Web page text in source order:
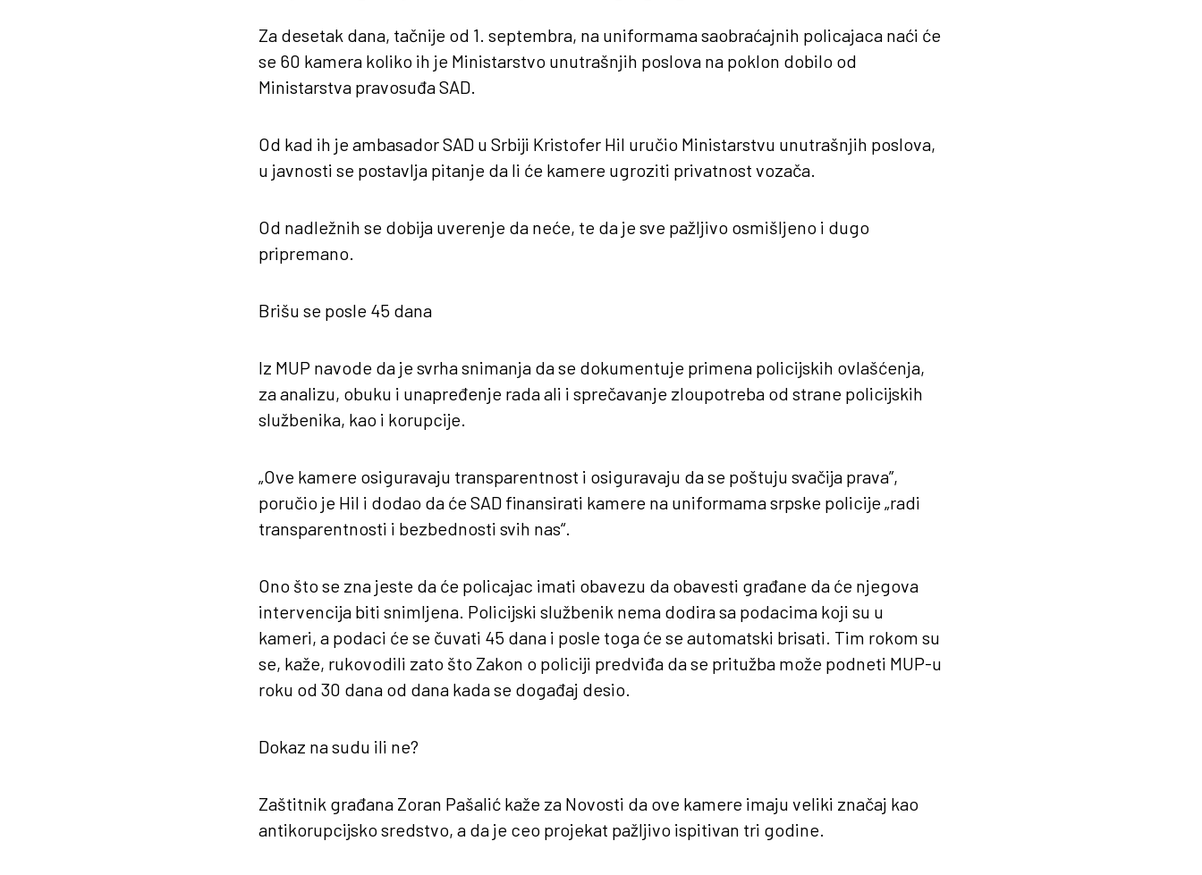
Za desetak dana, tačnije od 1. septembra, na uniformama saobraćajnih policajaca naći će
se 60 kamera koliko ih je Ministarstvo unutrašnjih poslova na poklon dobilo od
Ministarstva pravosuđa SAD.
Od kad ih je ambasador SAD u Srbiji Kristofer Hil uručio Ministarstvu unutrašnjih poslova,
u javnosti se postavlja pitanje da li će kamere ugroziti privatnost vozača.
Od nadležnih se dobija uverenje da neće, te da je sve pažljivo osmišljeno i dugo
pripremano.
Brišu se posle 45 dana
Iz MUP navode da je svrha snimanja da se dokumentuje primena policijskih ovlašćenja,
za analizu, obuku i unapređenje rada ali i sprečavanje zloupotreba od strane policijskih
službenika, kao i korupcije.
„Ove kamere osiguravaju transparentnost i osiguravaju da se poštuju svačija prava”,
poručio je Hil i dodao da će SAD finansirati kamere na uniformama srpske policije „radi
transparentnosti i bezbednosti svih nas“.
Ono što se zna jeste da će policajac imati obavezu da obavesti građane da će njegova
intervencija biti snimljena. Policijski službenik nema dodira sa podacima koji su u
kameri, a podaci će se čuvati 45 dana i posle toga će se automatski brisati. Tim rokom su
se, kaže, rukovodili zato što Zakon o policiji predviđa da se pritužba može podneti MUP-u
roku od 30 dana od dana kada se događaj desio.
Dokaz na sudu ili ne?
Zaštitnik građana Zoran Pašalić kaže za Novosti da ove kamere imaju veliki značaj kao
antikorupcijsko sredstvo, a da je ceo projekat pažljivo ispitivan tri godine.